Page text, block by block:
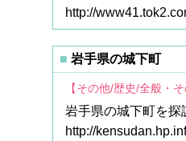
http://
岩手県の城下町
【その他/歴史/全般・そ
岩手県の城下町を探
http://